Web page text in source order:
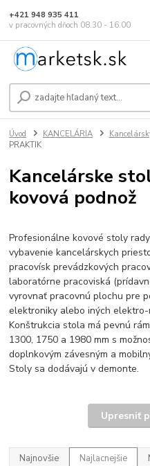
+421 948 935 411
v pracovných dňoch 08.30 - 16.00
Úvod KANCELÁRIA
PRAKTIK
Kancelárske
kovová podnož
Profesionálne kovové stoly
vybavenie kancelárskych
pracovísk prevádzkových
laboratórne pracoviská
vyrovnať pracovnú plochu pre
elektroniky alebo iných
Konštrukcia stola má pevnú
1300, 1750 a 1980 mm s
doplnkovým závesným a
Stoly sa dodávajú v demonte.
Upresniť
Najnovšie Najlacnejšie